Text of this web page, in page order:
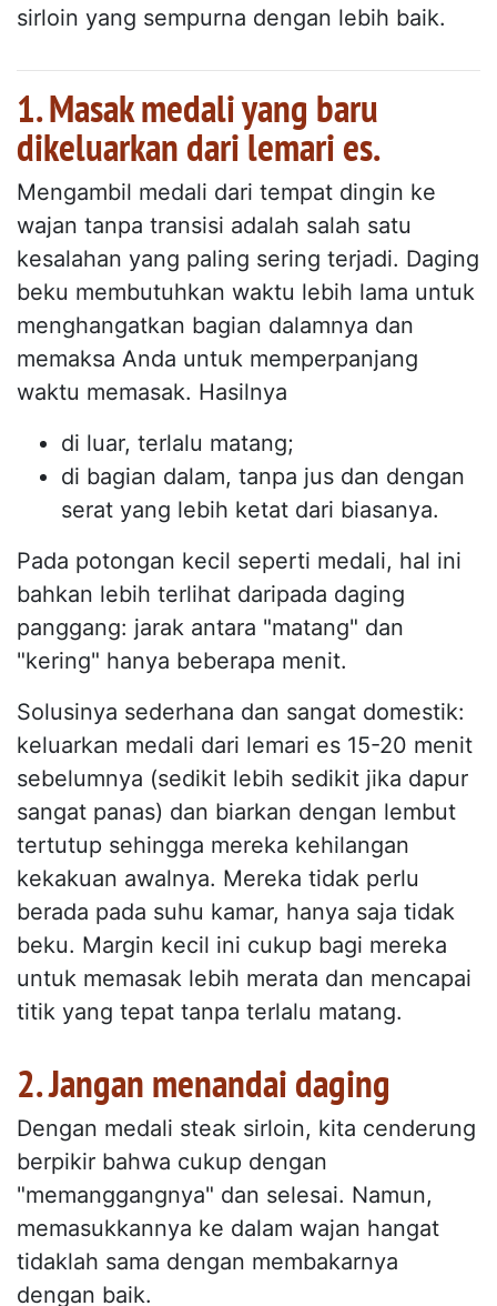
sirloin yang sempurna dengan lebih baik.
1. Masak medali yang baru
dikeluarkan dari lemari es.
Mengambil medali dari tempat dingin ke
wajan tanpa transisi adalah salah satu
kesalahan yang paling sering terjadi. Daging
beku membutuhkan waktu lebih lama untuk
menghangatkan bagian dalamnya dan
memaksa Anda untuk memperpanjang
waktu memasak. Hasilnya
di luar, terlalu matang;
di bagian dalam, tanpa jus dan dengan
serat yang lebih ketat dari biasanya.
Pada potongan kecil seperti medali, hal ini
bahkan lebih terlihat daripada daging
panggang: jarak antara "matang" dan
"kering" hanya beberapa menit.
Solusinya sederhana dan sangat domestik:
keluarkan medali dari lemari es 15-20 menit
sebelumnya (sedikit lebih sedikit jika dapur
sangat panas) dan biarkan dengan lembut
tertutup sehingga mereka kehilangan
kekakuan awalnya. Mereka tidak perlu
berada pada suhu kamar, hanya saja tidak
beku. Margin kecil ini cukup bagi mereka
untuk memasak lebih merata dan mencapai
titik yang tepat tanpa terlalu matang.
2. Jangan menandai daging
Dengan medali steak sirloin, kita cenderung
berpikir bahwa cukup dengan
"memanggangnya" dan selesai. Namun,
memasukkannya ke dalam wajan hangat
tidaklah sama dengan membakarnya
dengan baik.